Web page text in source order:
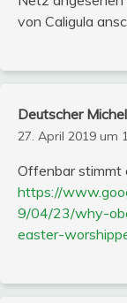
von Caligula
Deutscher Michel
27. April 2019 um
Offenbar stimmt
https://
9/04/23/why-
easter-